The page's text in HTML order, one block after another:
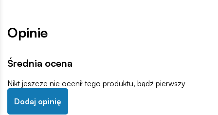
Opinie
Średnia ocena
Nikt jeszcze nie ocenił tego produktu, bądź pierwszy
Dodaj opinię